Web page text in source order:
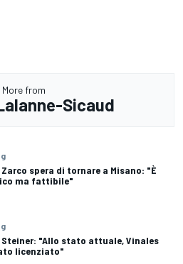
More from
Sicaud
g
Zarco spera di tornare a Misano: "È
ma fattibile"
g
Steiner: "Allo stato attuale, Vinales
licenziato"